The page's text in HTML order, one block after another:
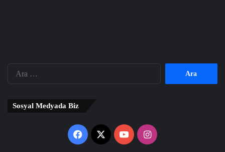
Sosyal Medyada Biz
Facebook
X YouTubeInstagram